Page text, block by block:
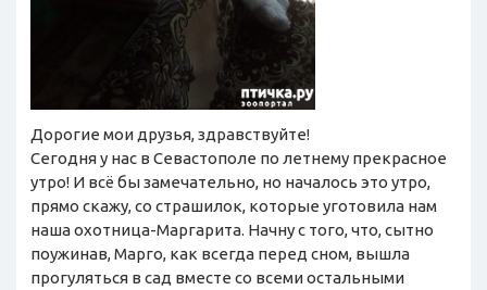
Дорогие мои друзья, здравствуйте!
Сегодня у нас в Севастополе по летнему прекрасное
утро! И всё бы замечательно, но началось это утро,
прямо скажу, со страшилок, которые уготовила нам
наша охотница-Маргарита. Начну с того, что, сытно
поужинав, Марго, как всегда перед сном, вышла
прогуляться в сад вместе со всеми остальными